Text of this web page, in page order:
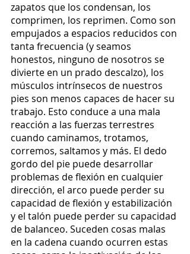
zapatos que los condensan, los
comprimen, los reprimen. Como son
empujados a espacios reducidos con
tanta frecuencia (y seamos
honestos, ninguno de nosotros se
divierte en un prado descalzo), los
músculos intrínsecos de nuestros
pies son menos capaces de hacer su
trabajo. Esto conduce a una mala
reacción a las fuerzas terrestres
cuando caminamos, trotamos,
corremos, saltamos y más. El dedo
gordo del pie puede desarrollar
problemas de flexión en cualquier
dirección, el arco puede perder su
capacidad de flexión y estabilización
y el talón puede perder su capacidad
de balanceo. Suceden cosas malas
en la cadena cuando ocurren estas